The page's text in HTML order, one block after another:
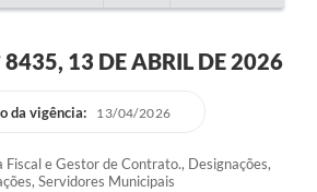
8435, 13 DE ABRIL DE 2026
da vigência: 13/04/2026
Fiscal e Gestor de Contrato., Designações,
Servidores Municipais